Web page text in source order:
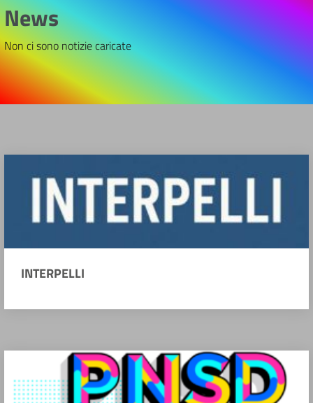
News
Non ci sono notizie caricate
INTERPELLI